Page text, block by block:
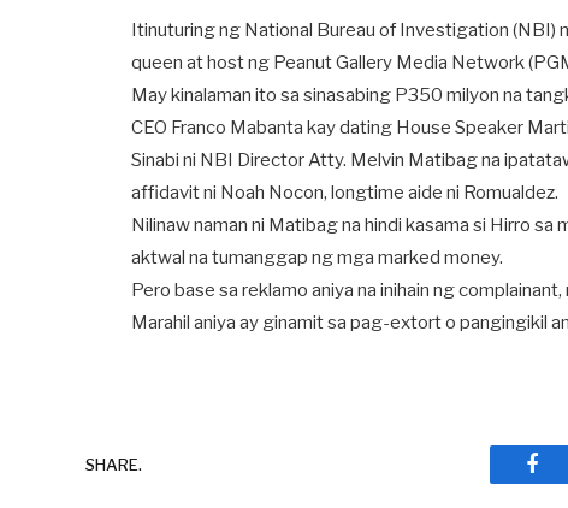
Itinuturing ng National Bureau of Investigation (NBI)
queen at host ng Peanut Gallery Media Network
May kinalaman ito sa sinasabing P350 milyon na
CEO Franco Mabanta kay dating House Speaker
Sinabi ni NBI Director Atty. Melvin Matibag na
affidavit ni Noah Nocon, longtime aide ni Romualdez.
Nilinaw naman ni Matibag na hindi kasama si Hirro sa
aktwal na tumanggap ng mga marked money.
Pero base sa reklamo aniya na inihain ng
Marahil aniya ay ginamit sa pag-extort o pangingikil
SHARE.